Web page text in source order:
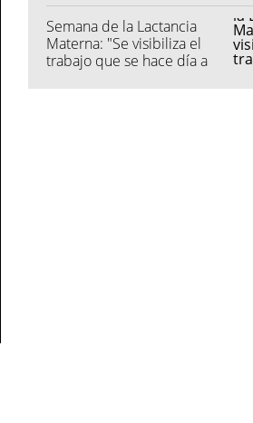
Semana de la Lactancia
Materna: "Se visibiliza el
trabajo que se hace día a